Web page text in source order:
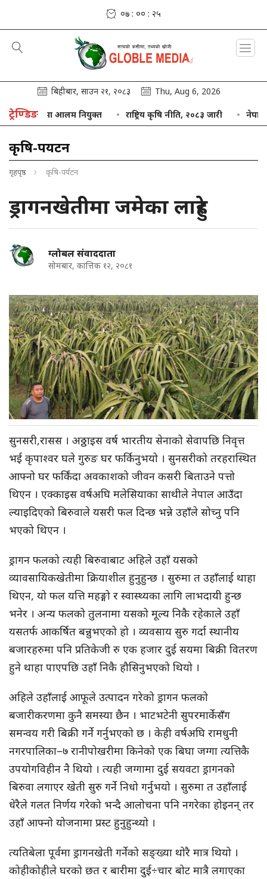
०७ : ०० : २५
बिहीबार, साउन २१, २०८३ Thu, Aug 6, 2026
ट्रेण्डिङआलम नियुक्त राष्ट्रिय कृषि नीति, २०८३ जारी नेपाल बैंक ८५
कृषि-पर्यटन
गृहपृष्ठ कृषि-पर्यटन
ड्रागनखेतीमा जमेका लाहुरे
ग्लोबल संवाददाता
सोमबार, कात्तिक १२, २०८१
सुनसरी,रासस । अठ्ठाइस वर्ष भारतीय सेनाको सेवापछि निवृत्त
भई कृपाश्वर घले गुरुङ घर फर्किनुभयो । सुनसरीको तरहरास्थित
आफ्नो घर फर्किंदा अवकाशको जीवन कसरी बिताउने पत्तो
थिएन । एक्काइस वर्षअघि मलेसियाका साथीले नेपाल आउँदा
ल्याइदिएको बिरुवाले यसरी फल दिन्छ भन्ने उहाँले सोच्नु पनि
भएको थिएन ।
ड्रागन फलको त्यही बिरुवाबाट अहिले उहाँ यसको
व्यावसायिकखेतीमा क्रियाशील हुनुहुन्छ । सुरुमा त उहाँलाई थाहा
थिएन, यो फल यत्ति महङ्गो र स्वास्थ्यका लागि लाभदायी हुन्छ
भनेर । अन्य फलको तुलनामा यसको मूल्य निकै रहेकाले उहाँ
यसतर्फ आकर्षित बन्नुभएको हो । व्यवसाय सुरु गर्दा स्थानीय
बजारहरुमा पनि प्रतिकेजी रु एक हजार दुई सयमा बिक्री वितरण
हुने थाहा पाएपछि उहाँ निकै हौसिनुभएको थियो ।
अहिले उहाँलाई आफूले उत्पादन गरेको ड्रागन फलको
बजारीकरणमा कुनै समस्या छैन । भाटभटेनी सुपरमार्केसँग
समन्वय गरी बिक्री गर्ने गर्नुभएको छ । केही वर्षअघि रामधुनी
नगरपालिका–७ रानीपोखरीमा किनेको एक बिघा जग्गा त्यत्तिकै
उपयोगविहीन नै थियो । त्यही जग्गामा दुई सयवटा ड्रागनको
बिरुवा लगाएर खेती सुरु गर्ने निधो गर्नुभयो । सुरुमा त उहाँलाई
धेरैले गलत निर्णय गरेको भन्दै आलोचना पनि नगरेका होइनन् तर
उहाँ आफ्नो योजनामा प्रस्ट हुनुहुन्थ्यो ।
त्यतिबेला पूर्वमा ड्रागनखेती गर्नेको सङ्ख्या थोरै मात्र थियो ।
कोहीकोहीले घरको छत र बारीमा दुई÷चार बोट मात्रै लगाएका